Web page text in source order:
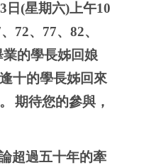
3 日(星期六) 上午10
、 72、 77、 82、
業的學長姊回娘
十的學長姊回來
期待您的參與，
超過五十年的牽